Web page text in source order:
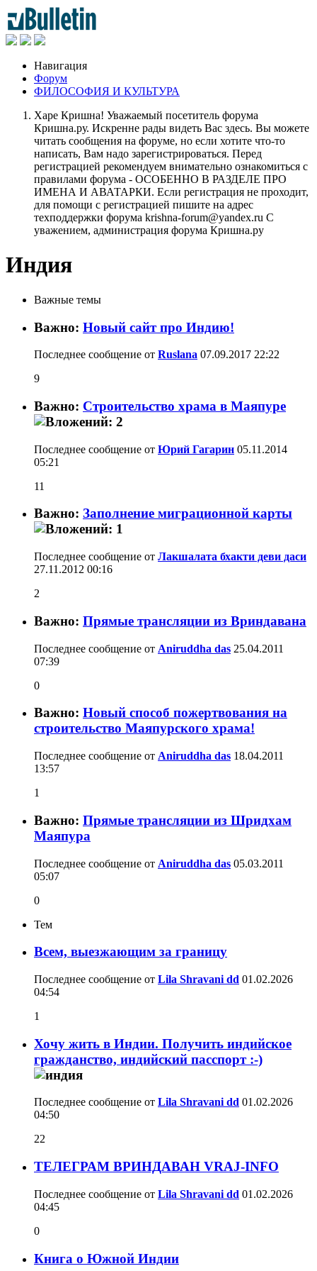
Навигация
Форум
ФИЛОСОФИЯ И КУЛЬТУРА
Харе Кришна! Уважаемый посетитель форума
Кришна.ру. Искренне рады видеть Вас здесь. Вы можете
читать сообщения на форуме, но если хотите что-то
написать, Вам надо зарегистрироваться. Перед
регистрацией рекомендуем внимательно ознакомиться с
правилами форума - ОСОБЕННО В РАЗДЕЛЕ ПРО
ИМЕНА И АВАТАРКИ. Если регистрация не проходит,
для помощи с регистрацией пишите на адрес
техподдержки форума krishna-forum@yandex.ru С
уважением, администрация форума Кришна.ру
Индия
Важные темы
Важно: Новый сайт про Индию!
Последнее сообщение от Ruslana 07.09.2017 22:22
9
Важно: Строительство храма в Маяпуре
Последнее сообщение от Юрий Гагарин 05.11.2014
05:21
11
Важно: Заполнение миграционной карты
Последнее сообщение от Лакшалата бхакти деви даси
27.11.2012 00:16
2
Важно: Прямые трансляции из Вриндавана
Последнее сообщение от Aniruddha das 25.04.2011
07:39
0
Важно: Новый способ пожертвования на
строительство Маяпурского храма!
Последнее сообщение от Aniruddha das 18.04.2011
13:57
1
Важно: Прямые трансляции из Шридхам
Маяпура
Последнее сообщение от Aniruddha das 05.03.2011
05:07
0
Тем
Всем, выезжающим за границу
Последнее сообщение от Lila Shravani dd 01.02.2026
04:54
1
Хочу жить в Индии. Получить индийское
гражданство, индийский пасспорт :-)
Последнее сообщение от Lila Shravani dd 01.02.2026
04:50
22
ТЕЛЕГРАМ ВРИНДАВАН VRAJ-INFO
Последнее сообщение от Lila Shravani dd 01.02.2026
04:45
0
Книга о Южной Индии